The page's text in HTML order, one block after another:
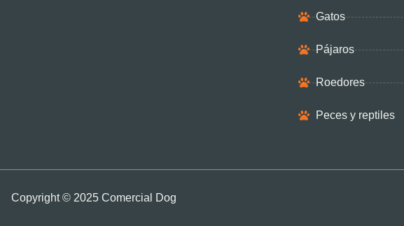
Gatos
Pájaros
Roedores
Peces y reptiles
Copyright © 2025 Comercial Dog